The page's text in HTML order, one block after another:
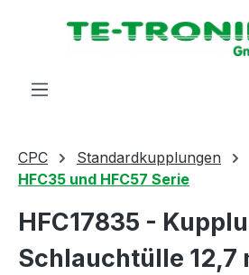
springen
CPC
Standardkupplungen
HFC35 und HFC57 Serie
HFC17835 -
Schlauchtülle 12,7